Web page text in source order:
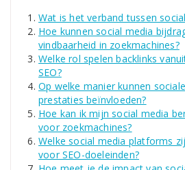
Wat is het verband tussen
Hoe kunnen social media
vindbaarheid in zoekmachines?
Welke rol spelen backlinks
SEO?
Op welke manier kunnen
prestaties beïnvloeden?
Hoe kan ik mijn social media
voor zoekmachines?
Welke social media platforms
voor SEO-doeleinden?